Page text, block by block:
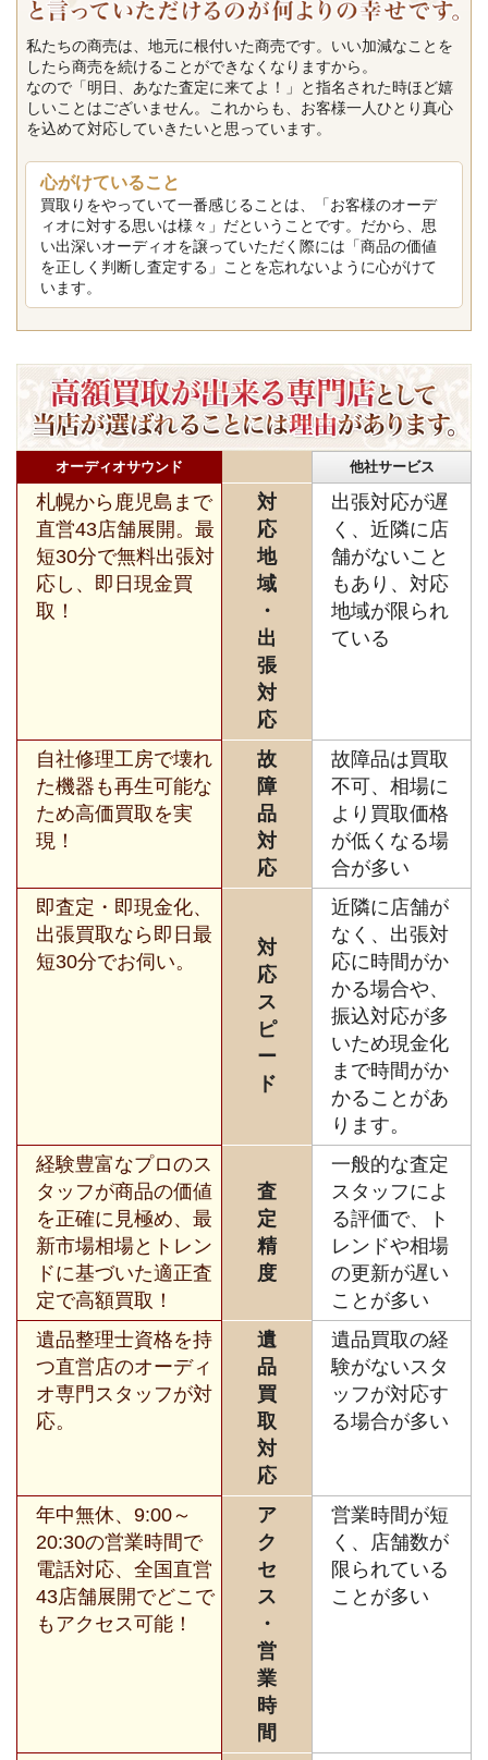
私たちの商売は、地元に根付いた商売です。いい加減なことを
したら商売を続けることができなくなりますから。
なので「明日、あなた査定に来てよ！」と指名された時ほど嬉
しいことはございません。これからも、お客様一人ひとり真心
を込めて対応していきたいと思っています。
心がけていること
買取りをやっていて一番感じることは、「お客様のオーデ
ィオに対する思いは様々」だということです。だから、思
い出深いオーディオを譲っていただく際には「商品の価値
を正しく判断し査定する」ことを忘れないように心がけて
います。
オーディオサウンド 他社サービス
札幌から鹿児島まで
直営43店舗展開。最
短30分で無料出張対
応し、即日現金買
取！
対
応
地
域
・
出
張
対
応
出張対応が遅
く、近隣に店
舗がないこと
もあり、対応
地域が限られ
ている
自社修理工房で壊れ
た機器も再生可能な
ため高価買取を実
現！
故
障
品
対
応
故障品は買取
不可、相場に
より買取価格
が低くなる場
合が多い
即査定・即現金化、
出張買取なら即日最
短30分でお伺い。
対
応
ス
ピ
ー
ド
近隣に店舗が
なく、出張対
応に時間がか
かる場合や、
振込対応が多
いため現金化
まで時間がか
かることがあ
ります。
経験豊富なプロのス
タッフが商品の価値
を正確に見極め、最
新市場相場とトレン
ドに基づいた適正査
定で高額買取！
査
定
精
度
一般的な査定
スタッフによ
る評価で、ト
レンドや相場
の更新が遅い
ことが多い
遺品整理士資格を持
つ直営店のオーディ
オ専門スタッフが対
応。
遺
品
買
取
対
応
遺品買取の経
験がないスタ
ッフが対応す
る場合が多い
年中無休、9:00～
20:30の営業時間で
電話対応、全国直営
43店舗展開でどこで
もアクセス可能！
ア
ク
セ
ス
・
営
業
時
間
営業時間が短
く、店舗数が
限られている
ことが多い